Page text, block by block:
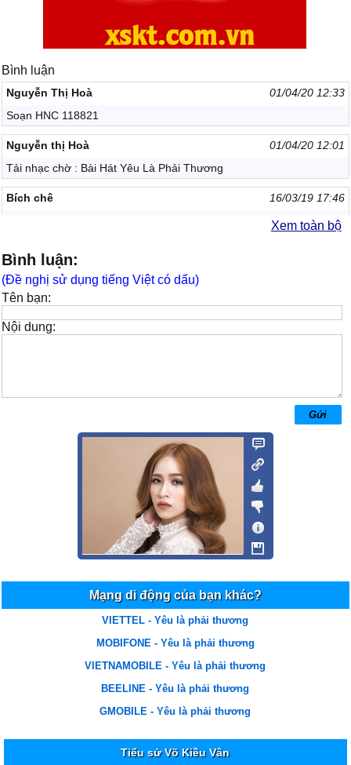
Bình luận
Nguyễn Thị Hoà
01/04/20 12:33
Soạn HNC 118821
Nguyễn thị Hoà
01/04/20 12:01
Tải nhạc chờ : Bài Hát Yêu Là Phải Thương
Bích chê
16/03/19 17:46
Cal.. 118821
My Tam
01/05/18 22:36
mun tai nhac cho
25/01/18 14:17
Tải nhạc chờ yêu la phải thương
Cài nhac chờ yeu la phải thương
Muon tải bai hát yeu la phai thươg
Muốn tải nạhc chờ
yeu la phai thuong
Xem toàn bộ
Bình luận:
(Đề nghị sử dụng tiếng Việt có dấu)
Tên bạn:
Nội dung:
Mạng di động của bạn khác?
VIETTEL - Yêu là phải thương
MOBIFONE - Yêu là phải thương
VIETNAMOBILE - Yêu là phải thương
BEELINE - Yêu là phải thương
GMOBILE - Yêu là phải thương
Tiểu sử Võ Kiều Vân